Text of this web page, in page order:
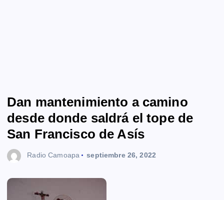
Dan mantenimiento a camino
desde donde saldrá el tope de
San Francisco de Asís
Radio Camoapa septiembre 26, 2022